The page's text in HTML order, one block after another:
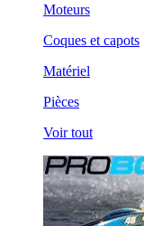
Moteurs
Coques et capots
Matériel
Pièces
Voir tout